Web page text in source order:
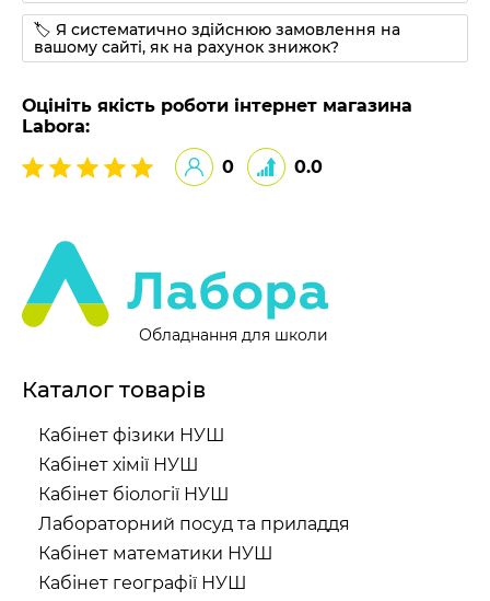
🏷 Я систематично здійснюю замовлення на
вашому сайті, як на рахунок знижок?
Оцініть якість роботи інтернет магазина
Labora:
0
0.0
Обладнання для школи
Каталог товарів
Кабінет фізики НУШ
Кабінет хімії НУШ
Кабінет біології НУШ
Лабораторний посуд та приладдя
Кабінет математики НУШ
Кабінет географії НУШ